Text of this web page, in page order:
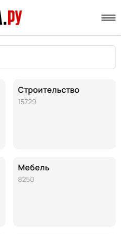
Строительство
15729
Мебель
8250